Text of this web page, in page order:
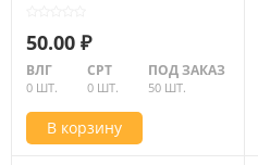
50.00 ₽
ВЛГ
0 ШТ.
СРТ
0 ШТ.
ПОД ЗАКАЗ
50 ШТ.
В корзину